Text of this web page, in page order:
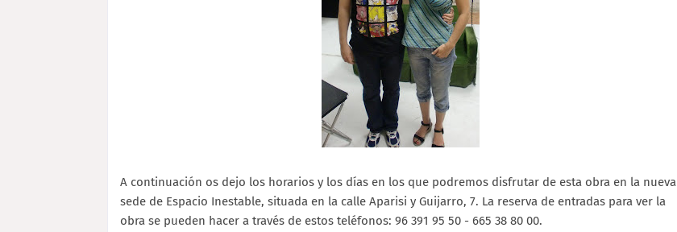
A continuación os dejo los horarios y los días en los que podremos disfrutar de esta obra en la nueva
sede de Espacio Inestable, situada en la calle Aparisi y Guijarro, 7. La reserva de entradas para ver la
obra se pueden hacer a través de estos teléfonos: 96 391 95 50 - 665 38 80 00.